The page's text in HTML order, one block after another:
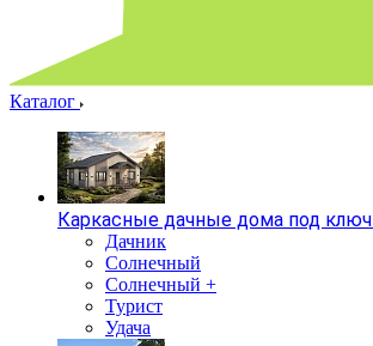
Каталог
Каркасные дачные дома под ключ
Дачник
Солнечный
Солнечный +
Турист
Удача